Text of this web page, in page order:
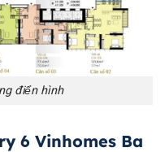
điển hình
6 Vinhomes Ba